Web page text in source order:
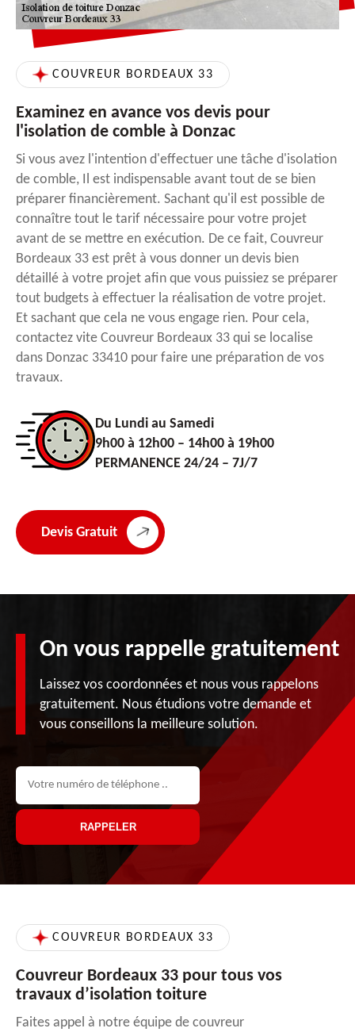
COUVREUR BORDEAUX 33
Examinez en avance vos devis pour
l'isolation de comble à Donzac
Si vous avez l'intention d'effectuer une tâche d'isolation
de comble, Il est indispensable avant tout de se bien
préparer financièrement. Sachant qu'il est possible de
connaître tout le tarif nécessaire pour votre projet
avant de se mettre en exécution. De ce fait, Couvreur
Bordeaux 33 est prêt à vous donner un devis bien
détaillé à votre projet afin que vous puissiez se préparer
tout budgets à effectuer la réalisation de votre projet.
Et sachant que cela ne vous engage rien. Pour cela,
contactez vite Couvreur Bordeaux 33 qui se localise
dans Donzac 33410 pour faire une préparation de vos
travaux.
Du Lundi au Samedi
9h00 à 12h00 – 14h00 à 19h00
PERMANENCE 24/24 – 7J/7
Devis Gratuit
On vous rappelle gratuitement
Laissez vos coordonnées et nous vous rappelons
gratuitement. Nous étudions votre demande et
vous conseillons la meilleure solution.
COUVREUR BORDEAUX 33
Couvreur Bordeaux 33 pour tous vos
travaux d’isolation toiture
Faites appel à notre équipe de couvreur